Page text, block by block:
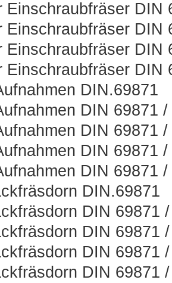
Einschraubfräser DIN
Einschraubfräser DIN
Einschraubfräser DIN
Einschraubfräser DIN
DIN.69871
DIN 69871
DIN 69871
DIN 69871
DIN 69871
DIN.69871
DIN 69871
DIN 69871
DIN 69871
DIN 69871